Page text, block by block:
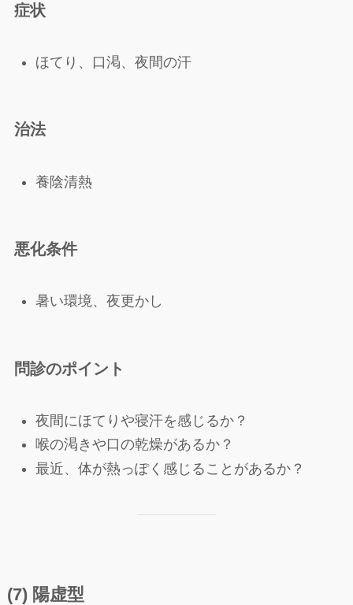
症状
ほてり、口渇、夜間の汗
治法
養陰清熱
悪化条件
暑い環境、夜更かし
問診のポイント
夜間にほてりや寝汗を感じるか？
喉の渇きや口の乾燥があるか？
最近、体が熱っぽく感じることがあるか？
(7) 陽虚型